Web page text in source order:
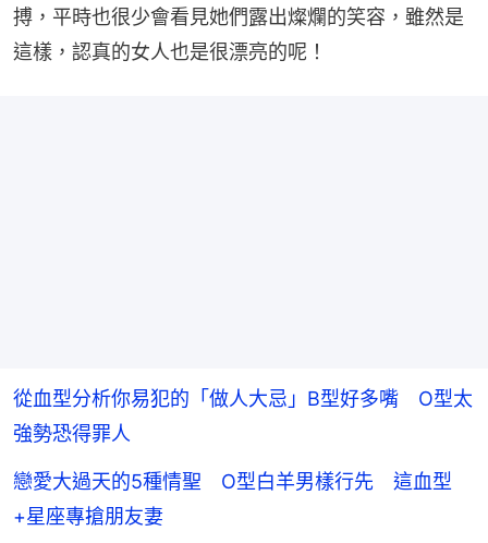
搏，平時也很少會看見她們露出燦爛的笑容，雖然是
這樣，認真的女人也是很漂亮的呢！
從血型分析你易犯的「做人大忌」B型好多嘴 O型太
強勢恐得罪人
戀愛大過天的5種情聖 O型白羊男樣行先 這血型
+星座專搶朋友妻